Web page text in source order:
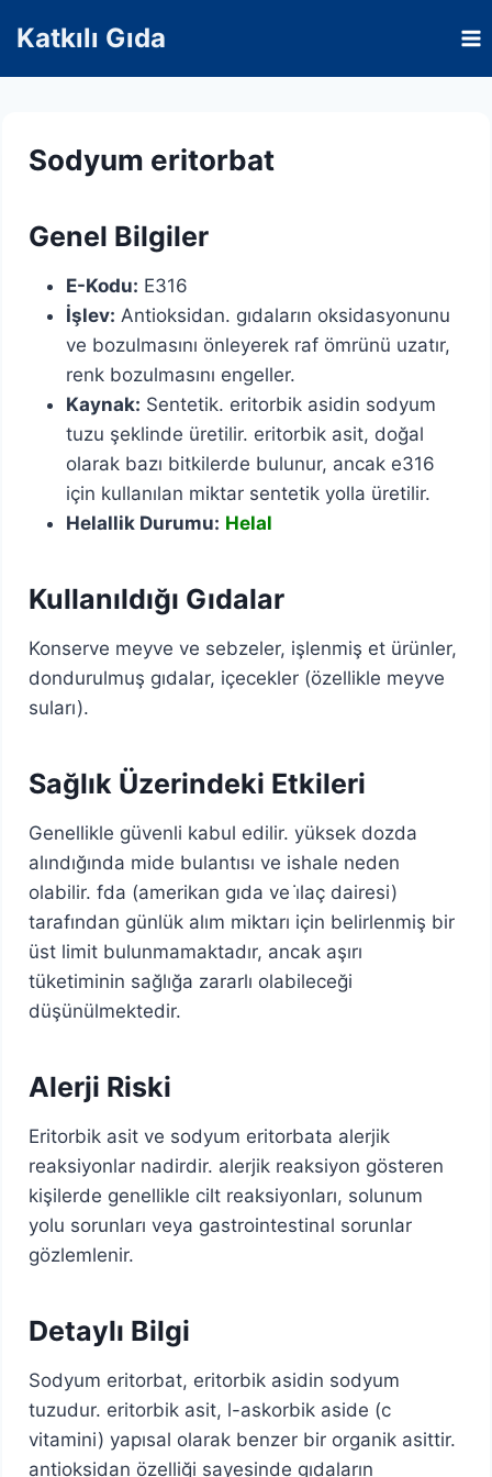
content
Katkılı Gıda
Sodyum eritorbat
Genel Bilgiler
E-Kodu: E316
İşlev: Antioksidan. gıdaların oksidasyonunu
ve bozulmasını önleyerek raf ömrünü uzatır,
renk bozulmasını engeller.
Kaynak: Sentetik. eritorbik asidin sodyum
tuzu şeklinde üretilir. eritorbik asit, doğal
olarak bazı bitkilerde bulunur, ancak e316
için kullanılan miktar sentetik yolla üretilir.
Helallik Durumu: Helal
Kullanıldığı Gıdalar
Konserve meyve ve sebzeler, işlenmiş et ürünler,
dondurulmuş gıdalar, içecekler (özellikle meyve
suları).
Sağlık Üzerindeki Etkileri
Genellikle güvenli kabul edilir. yüksek dozda
alındığında mide bulantısı ve ishale neden
olabilir. fda (amerikan gıda ve i̇laç dairesi)
tarafından günlük alım miktarı için belirlenmiş bir
üst limit bulunmamaktadır, ancak aşırı
tüketiminin sağlığa zararlı olabileceği
düşünülmektedir.
Alerji Riski
Eritorbik asit ve sodyum eritorbata alerjik
reaksiyonlar nadirdir. alerjik reaksiyon gösteren
kişilerde genellikle cilt reaksiyonları, solunum
yolu sorunları veya gastrointestinal sorunlar
gözlemlenir.
Detaylı Bilgi
Sodyum eritorbat, eritorbik asidin sodyum
tuzudur. eritorbik asit, l-askorbik aside (c
vitamini) yapısal olarak benzer bir organik asittir.
antioksidan özelliği sayesinde gıdaların